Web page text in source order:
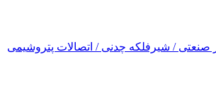
صنعتی / شیرفلکه چدنی / اتصالات پتروشیمی